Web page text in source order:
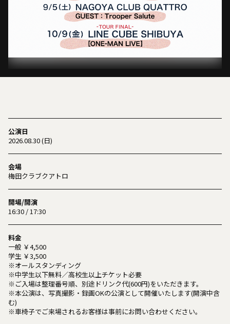
公演日
2026.08.30 (日)
会場
梅田クラブクアトロ
開場/開演
16:30 / 17:30
料金
一般 ￥4,500
学生 ￥3,500
※オールスタンディング
※中学⽣以下無料∕⾼校⽣以上チケット必要
※ご⼊場は整理番号順、別途ドリンク代(600円)をいただきます。
※本公演は、写真撮影‧録画OKの公演として開催いたします(開演中含
む)
※⾞椅⼦でご来場されるお客様は事前にお問い合わせください。